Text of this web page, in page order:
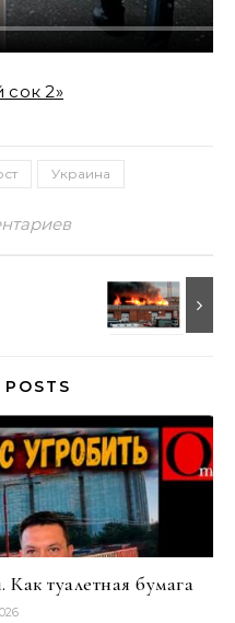
сок 2»
Украина
туалетная бумага